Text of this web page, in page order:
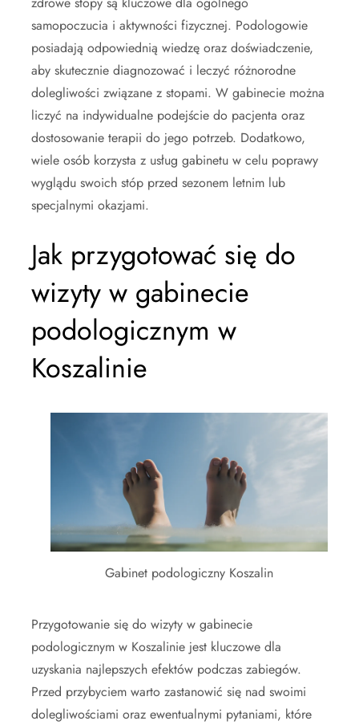
samopoczucia i aktywności fizycznej. Podologowie
posiadają odpowiednią wiedzę oraz doświadczenie,
aby skutecznie diagnozować i leczyć różnorodne
dolegliwości związane z stopami. W gabinecie można
liczyć na indywidualne podejście do pacjenta oraz
dostosowanie terapii do jego potrzeb. Dodatkowo,
wiele osób korzysta z usług gabinetu w celu poprawy
wyglądu swoich stóp przed sezonem letnim lub
specjalnymi okazjami.
Jak przygotować się do
wizyty w gabinecie
podologicznym w
Koszalinie
Gabinet podologiczny Koszalin
Przygotowanie się do wizyty w gabinecie
podologicznym w Koszalinie jest kluczowe dla
uzyskania najlepszych efektów podczas zabiegów.
Przed przybyciem warto zastanowić się nad swoimi
dolegliwościami oraz ewentualnymi pytaniami, które